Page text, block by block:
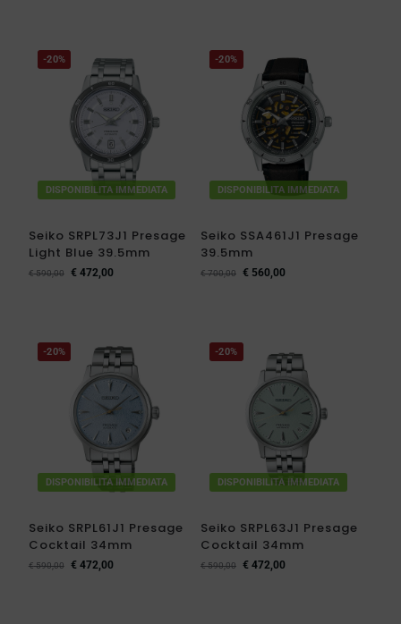
-20%
DISPONIBILITA IMMEDIATA
Seiko SRPL73J1 Presage
Light Blue 39.5mm
€590,00 € 472,00
-20%
DISPONIBILITA IMMEDIATA
Seiko SSA461J1 Presage
39.5mm
€700,00 € 560,00
-20%
DISPONIBILITA IMMEDIATA
Seiko SRPL61J1 Presage
Cocktail 34mm
€590,00 € 472,00
-20%
DISPONIBILITA IMMEDIATA
Seiko SRPL63J1 Presage
Cocktail 34mm
€590,00 € 472,00